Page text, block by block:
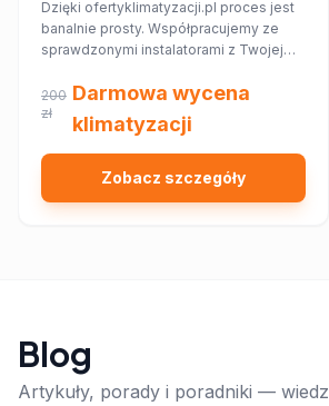
Dzięki ofertyklimatyzacji.pl proces jest
banalnie prosty. Współpracujemy ze
sprawdzonymi instalatorami z Twojej
Ciebie wycenę dopasowaną do
Twojego domu lub mieszkania.
200
zł
Darmowa wycena
klimatyzacji
Zobacz szczegóły
Blog
Artykuły, porady i poradniki —